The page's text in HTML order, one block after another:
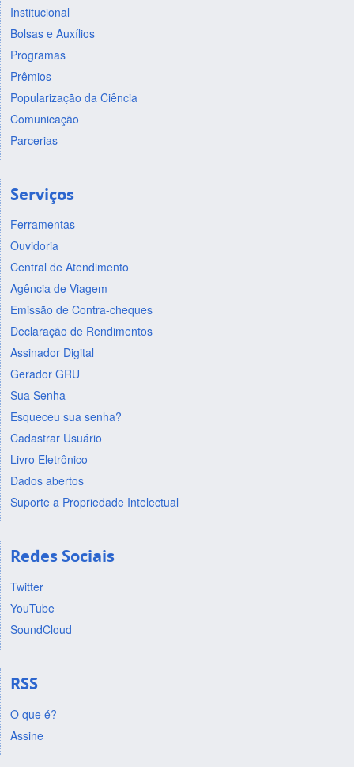
Institucional
Bolsas e Auxílios
Programas
Prêmios
Popularização da Ciência
Comunicação
Parcerias
Serviços
Ferramentas
Ouvidoria
Central de Atendimento
Agência de Viagem
Emissão de Contra-cheques
Declaração de Rendimentos
Assinador Digital
Gerador GRU
Sua Senha
Esqueceu sua senha?
Cadastrar Usuário
Livro Eletrônico
Dados abertos
Suporte a Propriedade Intelectual
Redes Sociais
Twitter
YouTube
SoundCloud
RSS
O que é?
Assine